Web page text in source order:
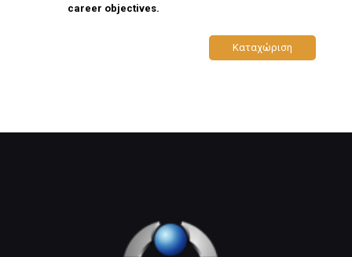
career objectives.
Καταχώριση